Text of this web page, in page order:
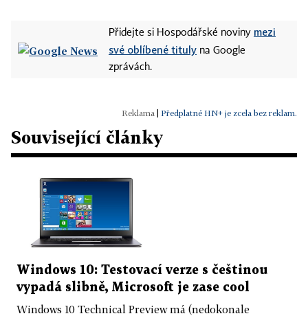
Přidejte si Hospodářské noviny mezi
své oblíbené tituly na Google
zprávách.
Předplatné HN+ je zcela bez reklam.
Související články
Windows 10: Testovací verze s češtinou
vypadá slibně, Microsoft je zase cool
Windows 10 Technical Preview má (nedokonale